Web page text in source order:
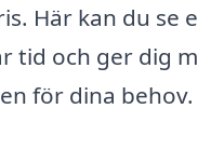
Här kan du se
tid och ger dig
för dina behov.